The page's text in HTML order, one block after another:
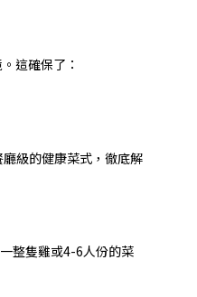
這確保了：
級的健康菜式，徹底解
整隻雞或4-6人份的菜